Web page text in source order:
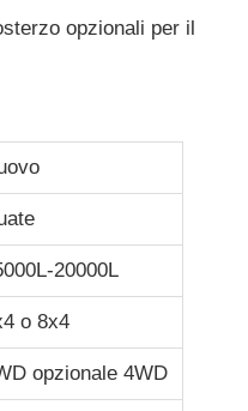
opzionali per il
20000L
o 8x4
opzionale 4WD